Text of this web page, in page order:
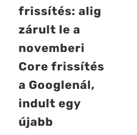
frissítés: alig
zárult le a
novemberi
Core frissítés
a Googlenál,
indult egy
újabb